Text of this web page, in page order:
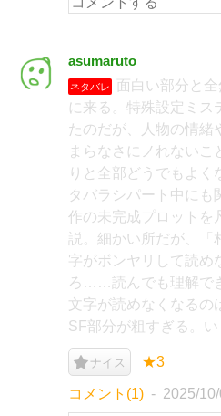
asumaruto
ネタバレ
面白い部分と
に来る。特殊設定ミス
たのだが、人物の情緒
まらなさにノれない
りと全部どうでもよく
タバラシパート中にも
作の未完成プロットを
説。細かい所だが、「
字がボンヤリして読め
ろ……読んでも理解で
文字が読めなくなるの
SF部分が粗すぎる。い
ナイス ★3
コメント(1) 2025/